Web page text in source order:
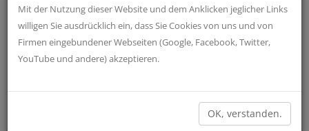
Mit der Nutzung dieser Website und dem Anklicken jeglicher Links
willigen Sie ausdrücklich ein, dass Sie Cookies von uns und von
Firmen eingebundener Webseiten (Google, Facebook, Twitter,
YouTube und andere) akzeptieren.
OK, verstanden.
TOURIST-INFO CHAMERAU
Eingebettet im romantischen Regental liegt unser
Ferienort Chamerau. Ob zu Fuß, mit dem Rad oder mit
TOURIST-INFORMATION ZANDT
Tourist- Info Zandt Bei uns erhalten Sie ausführliches